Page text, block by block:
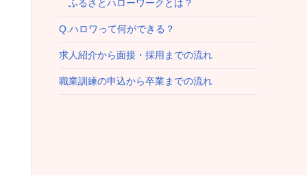
ふるさとハローワークとは？
Q.ハロワって何ができる？
求人紹介から面接・採用までの流れ
職業訓練の申込から卒業までの流れ